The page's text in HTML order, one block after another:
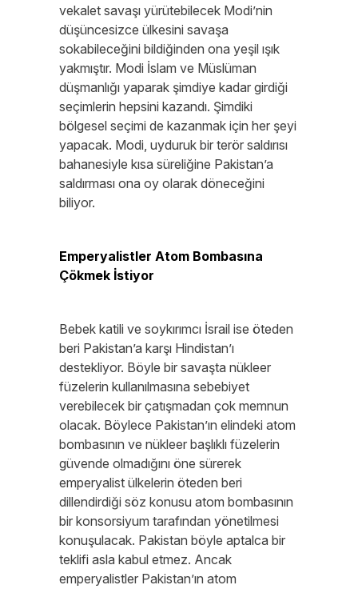
vekalet savaşı yürütebilecek Modi’nin
düşüncesizce ülkesini savaşa
sokabileceğini bildiğinden ona yeşil ışık
yakmıştır. Modi İslam ve Müslüman
düşmanlığı yaparak şimdiye kadar girdiği
seçimlerin hepsini kazandı. Şimdiki
bölgesel seçimi de kazanmak için her şeyi
yapacak. Modi, uyduruk bir terör saldırısı
bahanesiyle kısa süreliğine Pakistan’a
saldırması ona oy olarak döneceğini
biliyor.
Emperyalistler Atom Bombasına
Çökmek İstiyor
Bebek katili ve soykırımcı İsrail ise öteden
beri Pakistan’a karşı Hindistan’ı
destekliyor. Böyle bir savaşta nükleer
füzelerin kullanılmasına sebebiyet
verebilecek bir çatışmadan çok memnun
olacak. Böylece Pakistan’ın elindeki atom
bombasının ve nükleer başlıklı füzelerin
güvende olmadığını öne sürerek
emperyalist ülkelerin öteden beri
dillendirdiği söz konusu atom bombasının
bir konsorsiyum tarafından yönetilmesi
konuşulacak. Pakistan böyle aptalca bir
teklifi asla kabul etmez. Ancak
emperyalistler Pakistan’ın atom